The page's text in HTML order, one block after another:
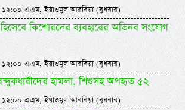
এএম, ইয়াওমুল আরবিয়া (বুধবার)
হিসেবে কিশোরদের ব্যবহারের অভিনব সংযোগ
এএম, ইয়াওমুল আরবিয়া (বুধবার)
হামলা, শিশুসহ অপহৃত ৫২
এএম, ইয়াওমুল আরবিয়া (বুধবার)